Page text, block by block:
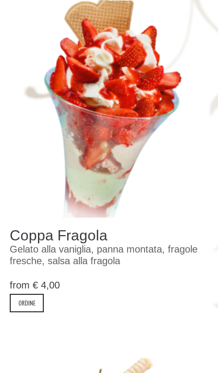
Coppa Fragola
Gelato alla vaniglia, panna montata, fragole
fresche, salsa alla fragola
from € 4,00
ORDINE